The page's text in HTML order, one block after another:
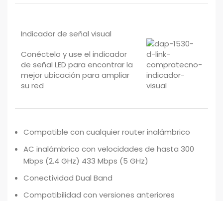
Indicador de señal visual
Conéctelo y use el indicador
de señal LED para encontrar la
mejor ubicación para ampliar
su red
Compatible con cualquier router inalámbrico
AC inalámbrico con velocidades de hasta 300
Mbps (2.4 GHz) 433 Mbps (5 GHz)
Conectividad Dual Band
Compatibilidad con versiones anteriores